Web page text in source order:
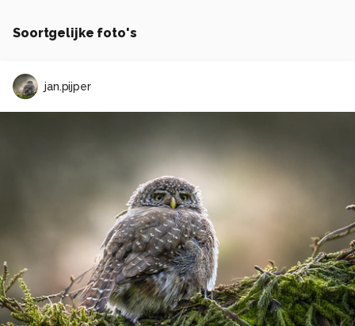
Soortgelijke foto's
jan.pijper